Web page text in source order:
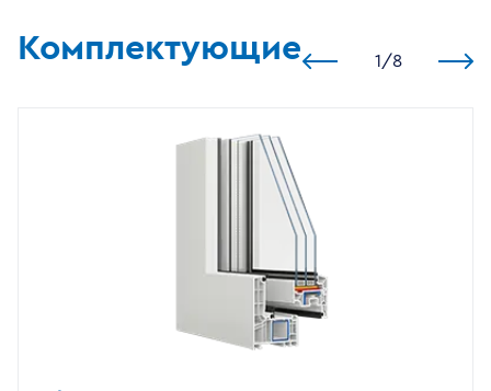
Комплектующие 1 /8